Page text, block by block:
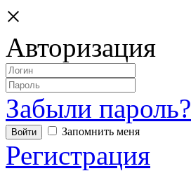
×
Авторизация
Забыли пароль?
Запомнить меня
Регистрация